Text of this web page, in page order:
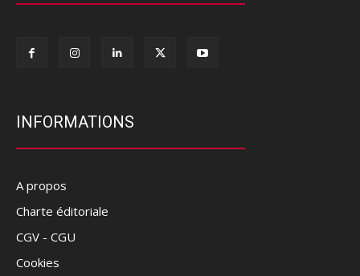
INFORMATIONS
A propos
Charte éditoriale
CGV - CGU
Cookies